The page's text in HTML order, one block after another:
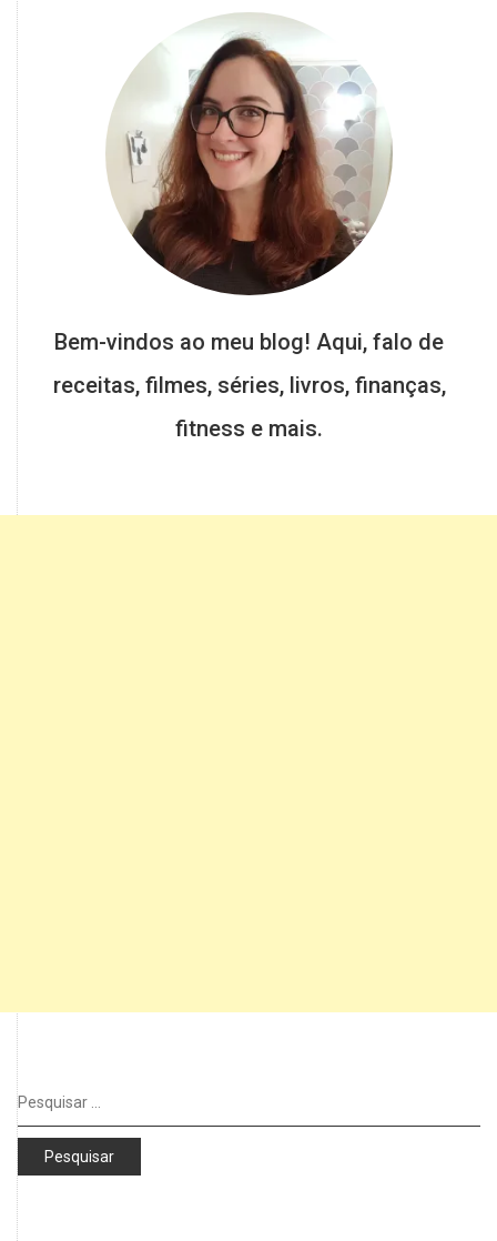
Bem-vindos ao meu blog! Aqui, falo de
receitas, filmes, séries, livros, finanças,
fitness e mais.
Pesquisar
por: